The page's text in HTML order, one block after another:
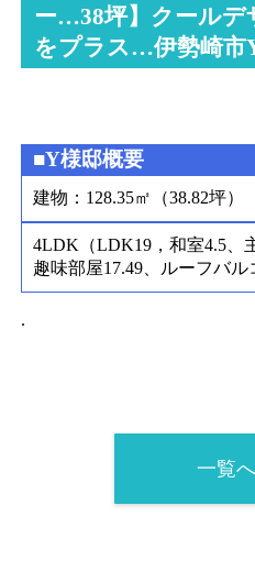
ー…38坪】クールデ
をプラス…伊勢崎市
■Y様邸概要
建物：128.35㎡（38.82坪）
4LDK（LDK19，和室4.5、
趣味部屋17.49、ルーフバル
.
一覧